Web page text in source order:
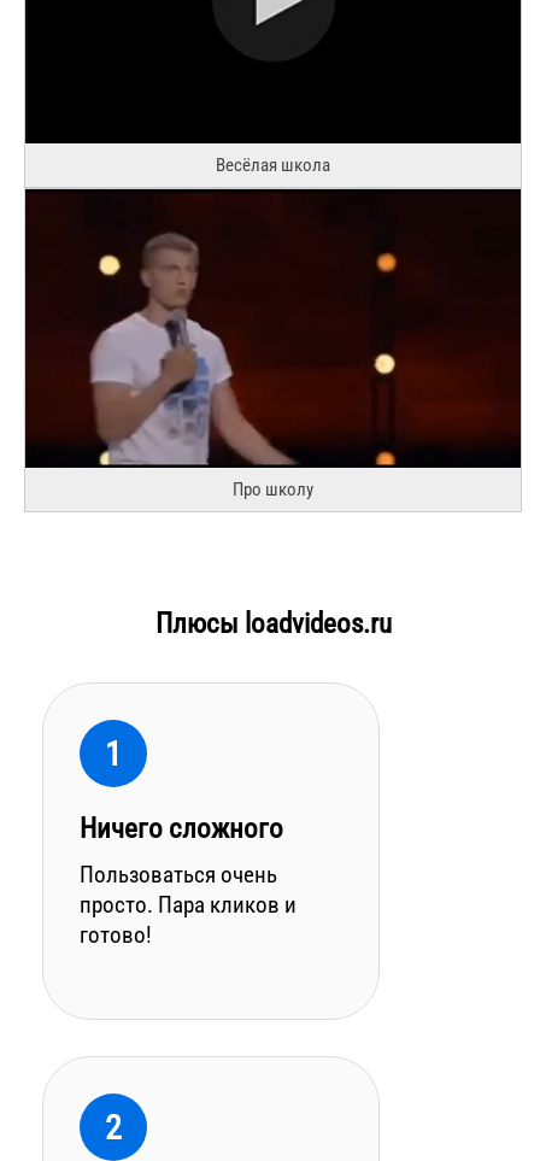
Весёлая школа
Про школу
Плюсы loadvideos.ru
1
Ничего сложного
Пользоваться очень
просто. Пара кликов и
готово!
2